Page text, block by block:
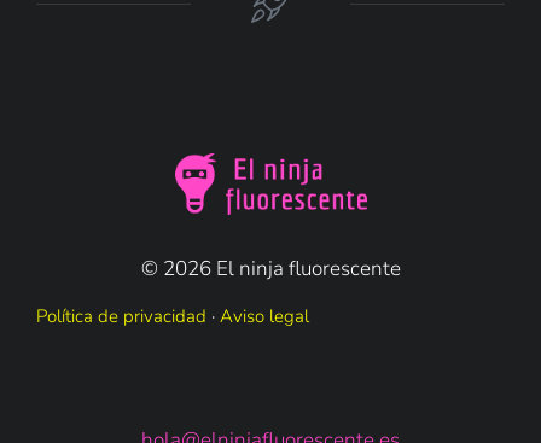
© 2026 El ninja fluorescente
Política de privacidad · Aviso legal